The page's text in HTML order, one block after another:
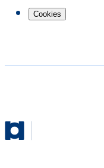
Abihome
Cookies